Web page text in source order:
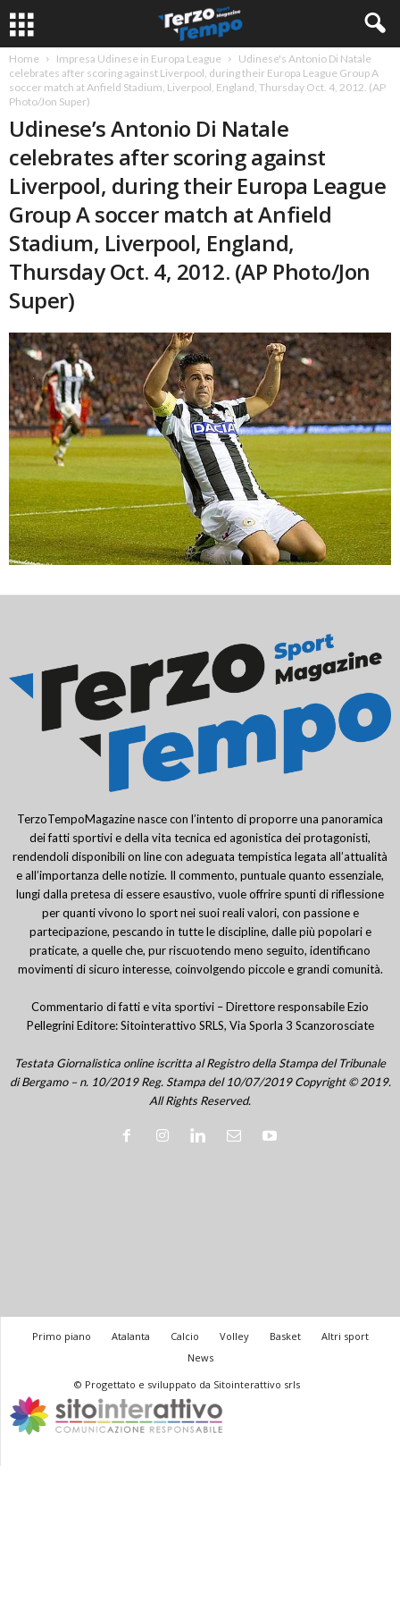
Home Impresa Udinese in Europa League
Udinese's Antonio Di Natale
celebrates after scoring against Liverpool, during their Europa League Group A
soccer match at Anfield Stadium, Liverpool, England, Thursday Oct. 4, 2012. (AP
Photo/Jon Super)
Udinese’s Antonio Di Natale
celebrates after scoring against
Liverpool, during their Europa League
Group A soccer match at Anfield
Stadium, Liverpool, England,
Thursday Oct. 4, 2012. (AP Photo/Jon
Super)
TerzoTempoMagazine nasce con l’intento di proporre una panoramica
dei fatti sportivi e della vita tecnica ed agonistica dei protagonisti,
rendendoli disponibili on line con adeguata tempistica legata all’attualità
e all’importanza delle notizie. Il commento, puntuale quanto essenziale,
lungi dalla pretesa di essere esaustivo, vuole offrire spunti di riflessione
per quanti vivono lo sport nei suoi reali valori, con passione e
partecipazione, pescando in tutte le discipline, dalle più popolari e
praticate, a quelle che, pur riscuotendo meno seguito, identificano
movimenti di sicuro interesse, coinvolgendo piccole e grandi comunità.
Commentario di fatti e vita sportivi – Direttore responsabile Ezio
Pellegrini Editore: Sitointerattivo SRLS, Via Sporla 3 Scanzorosciate
Testata Giornalistica online iscritta al Registro della Stampa del Tribunale
di Bergamo – n. 10/2019 Reg. Stampa del 10/07/2019 Copyright © 2019.
All Rights Reserved.
Primo piano Atalanta Calcio Volley Basket
Altri sport
News
© Progettato e sviluppato da Sitointerattivo srls